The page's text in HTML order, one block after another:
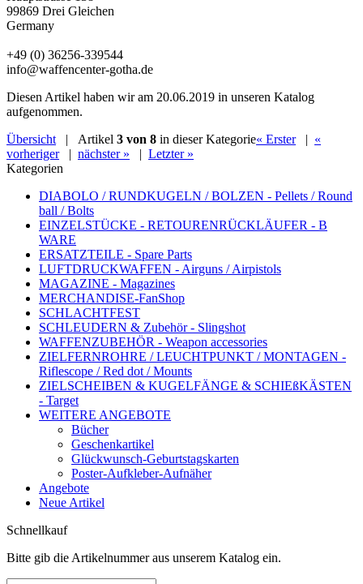
99869 Drei Gleichen
Germany
+49 (0) 36256-339544
info@waffencenter-gotha.de
Diesen Artikel haben wir am 20.06.2019 in unseren Katalog
aufgenommen.
Übersicht | Artikel 3 von 8 in dieser Kategorie« Erster| «
vorheriger| nächster » | Letzter »
Kategorien
DIABOLO / RUNDKUGELN / BOLZEN - Pellets / Round
ball / Bolts
EINZELSTÜCKE - RETOURENRÜCKLÄUFER - B
WARE
ERSATZTEILE - Spare Parts
LUFTDRUCKWAFFEN - Airguns / Airpistols
MAGAZINE - Magazines
MERCHANDISE-FanShop
SCHLACHTFEST
SCHLEUDERN & Zubehör - Slingshot
WAFFENZUBEHÖR - Weapon accessories
ZIELFERNROHRE / LEUCHTPUNKT / MONTAGEN -
Riflescope / Red dot / Mounts
ZIELSCHEIBEN & KUGELFÄNGE & SCHIEßKÄSTEN
- Target
WEITERE ANGEBOTE
Bücher
Geschenkartikel
Glückwunsch-Geburtstagskarten
Poster-Aufkleber-Aufnäher
Angebote
Neue Artikel
Schnellkauf
Bitte gib die Artikelnummer aus unserem Katalog ein.